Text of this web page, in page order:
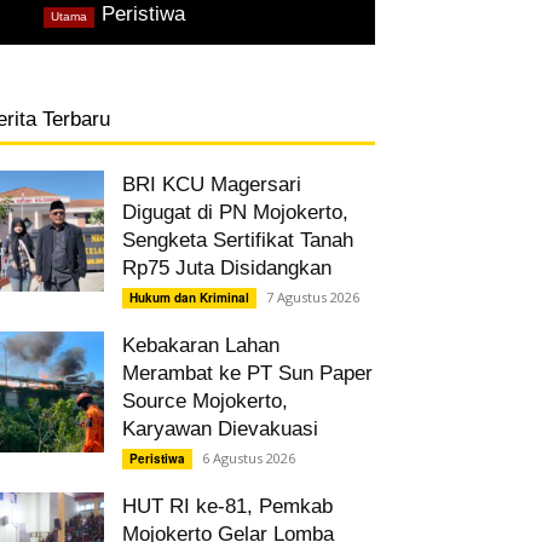
Peristiwa,
Utama
Terbaru
BRI KCU Magersari
Digugat di PN Mojokerto,
Sengketa Sertifikat Tanah
Rp75 Juta Disidangkan
Hukum dan Kriminal 7 Agustus 2026
Kebakaran Lahan
Merambat ke PT Sun Paper
Source Mojokerto,
Karyawan Dievakuasi
Peristiwa 6 Agustus 2026
HUT RI ke-81, Pemkab
Mojokerto Gelar Lomba